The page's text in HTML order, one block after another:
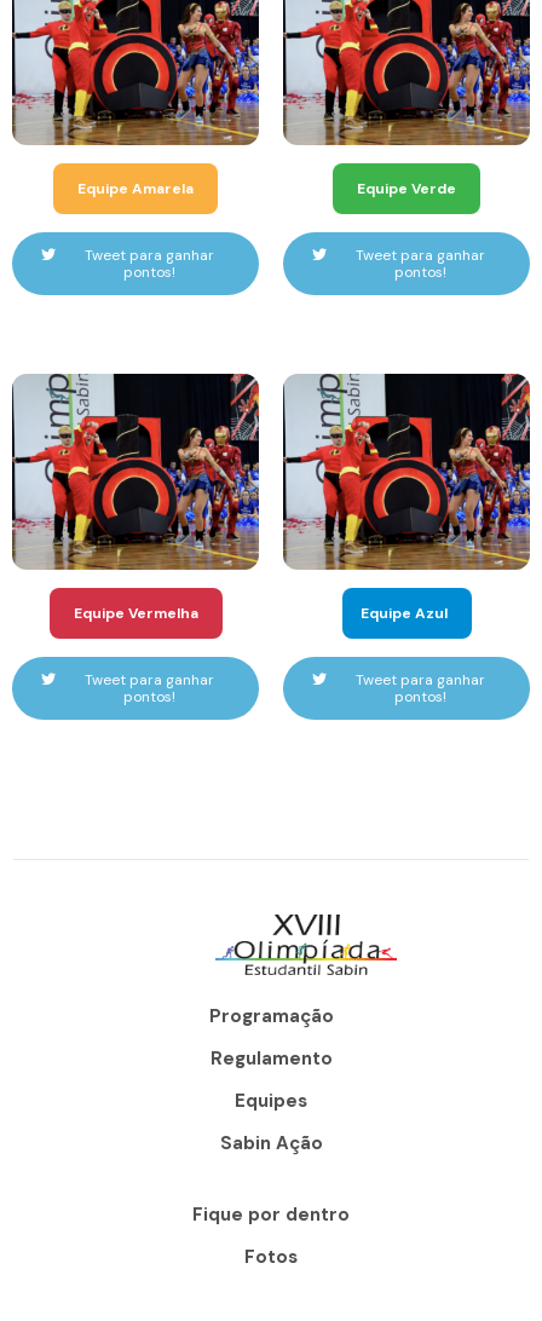
Equipe Amarela
Tweet para ganhar
pontos!
Equipe Verde
Tweet para ganhar
pontos!
Equipe Vermelha
Tweet para ganhar
pontos!
Equipe Azul
Tweet para ganhar
pontos!
Programação
Regulamento
Equipes
Sabin Ação
Fique por dentro
Fotos